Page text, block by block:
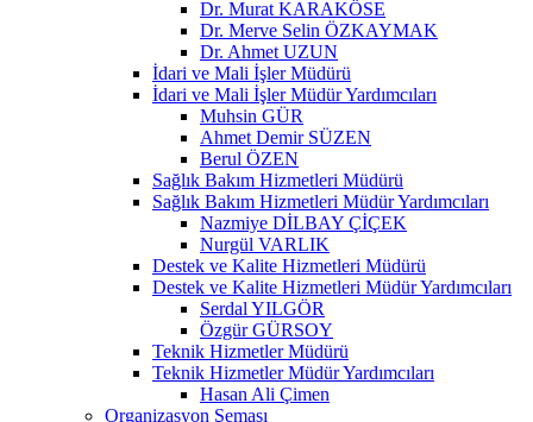
Dr. Murat KARAKÖSE
Dr. Merve Selin ÖZKAYMAK
Dr. Ahmet UZUN
İdari ve Mali İşler Müdürü
İdari ve Mali İşler Müdür Yardımcıları
Muhsin GÜR
Ahmet Demir SÜZEN
Berul ÖZEN
Sağlık Bakım Hizmetleri Müdürü
Sağlık Bakım Hizmetleri Müdür Yardımcıları
Nazmiye DİLBAY ÇİÇEK
Nurgül VARLIK
Destek ve Kalite Hizmetleri Müdürü
Destek ve Kalite Hizmetleri Müdür Yardımcıları
Serdal YILGÖR
Özgür GÜRSOY
Teknik Hizmetler Müdürü
Teknik Hizmetler Müdür Yardımcıları
Hasan Ali Çimen
Organizasyon Şeması